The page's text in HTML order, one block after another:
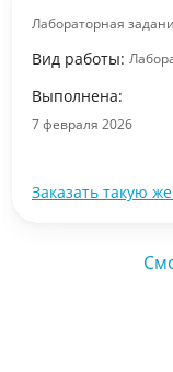
Лабораторная
Вид работы:
Выполнена:
7 февраля 2026
Заказать такую